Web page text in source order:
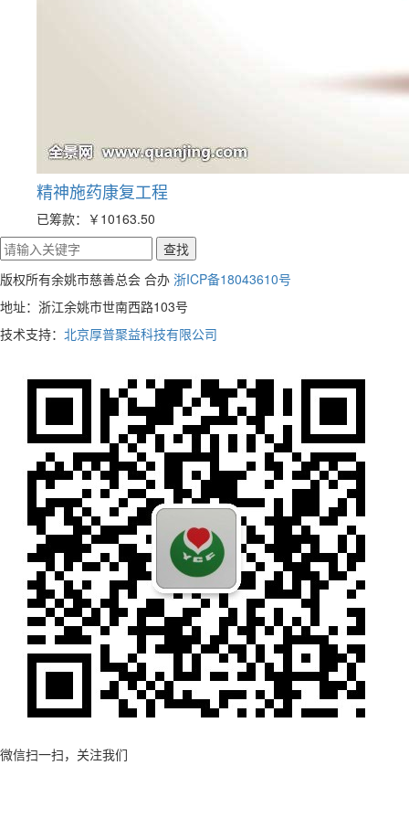
精神施药康复工程
已筹款： ￥10163.50
版权所有余姚市慈善总会 合办 浙ICP备18043610号
地址：浙江余姚市世南西路103号
技术支持： 北京厚普聚益科技有限公司
微信扫一扫，关注我们